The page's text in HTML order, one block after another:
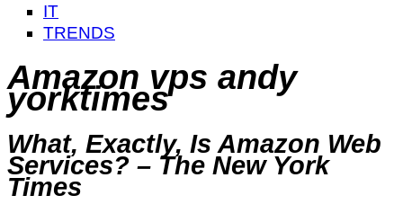
IT
TRENDS
Amazon vps andy
yorktimes
What, Exactly, Is Amazon Web
Services? – The New York
Times